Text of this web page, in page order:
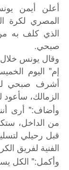
أعلن أيمن
المصري لكرة
الذي كلف به
صبحي.
وقال يونس
إم" اليوم
أشرف صبحي
الزمالك،
وأضاف:" أرى
من الداخل،
قبل رحيلي
الفنية لفريق
وأكمل:" الكل